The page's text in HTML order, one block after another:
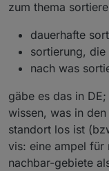
Ev. ist das
https://
zum thema
dauerhafte
sortierung,
nach was
gäbe es das in
wissen, was in
standort los ist
vis: eine ampel für
nachbar-gebiete